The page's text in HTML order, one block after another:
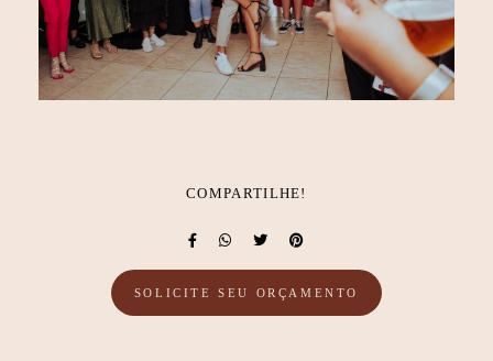
COMPARTILHE!
SOLICITE SEU ORÇAMENTO